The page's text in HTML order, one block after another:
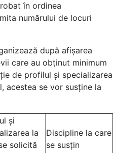
în ordinea
numărului de locuri
după afișarea
care au obținut minimum
de profilul și specializarea
acestea se vor susține la
și
la
solicită
Discipline la care
se susțin